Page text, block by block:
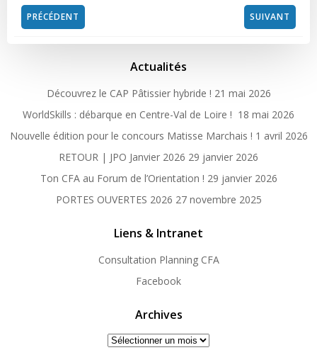
Post
navigation
PRÉCÉDENT
navigation
SUIVANT
Actualités
Découvrez le CAP Pâtissier hybride ! 21 mai 2026
WorldSkills : débarque en Centre-Val de Loire ! 18 mai 2026
Nouvelle édition pour le concours Matisse Marchais ! 1 avril 2026
RETOUR | JPO Janvier 2026 29 janvier 2026
Ton CFA au Forum de l’Orientation ! 29 janvier 2026
PORTES OUVERTES 2026 27 novembre 2025
Liens & Intranet
Consultation Planning CFA
Facebook
Archives
Archives